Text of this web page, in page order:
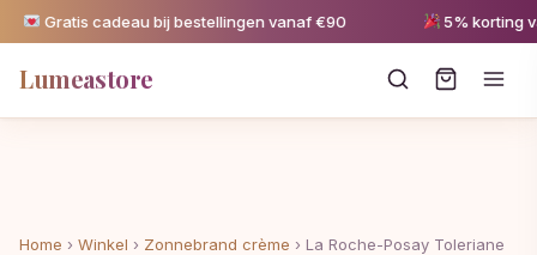
Gratis cadeau bij bestellingen vanaf €90 5% korting
Lumeastore
Home › Winkel › Zonnebrand crème › La Roche-Posay Toleriane